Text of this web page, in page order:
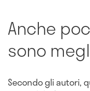
Anche
sono
Secondo gli autori,